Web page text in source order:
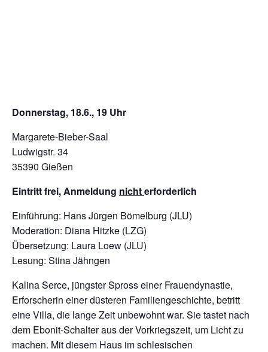
Donnerstag, 18.6., 19 Uhr
Margarete-Bieber-Saal
Ludwigstr. 34
35390 Gießen
Eintritt frei, Anmeldung nichterforderlich
Einführung: Hans Jürgen Bömelburg (JLU)
Moderation: Diana Hitzke (LZG)
Übersetzung: Laura Loew (JLU)
Lesung: Stina Jähngen
Kalina Serce, jüngster Spross einer Frauendynastie,
Erforscherin einer düsteren Familiengeschichte, betritt
eine Villa, die lange Zeit unbewohnt war. Sie tastet nach
dem Ebonit-Schalter aus der Vorkriegszeit, um Licht zu
machen. Mit diesem Haus im schlesischen